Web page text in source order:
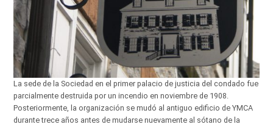
La sede de la Sociedad en el primer palacio de justicia del condado fue
parcialmente destruida por un incendio en noviembre de 1908.
Posteriormente, la organización se mudó al antiguo edificio de YMCA
durante trece años antes de mudarse nuevamente al sótano de la